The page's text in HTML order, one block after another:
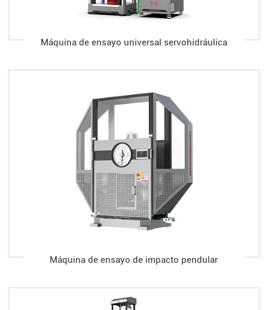
Máquina de ensayo universal servohidráulica
Máquina de ensayo de impacto pendular